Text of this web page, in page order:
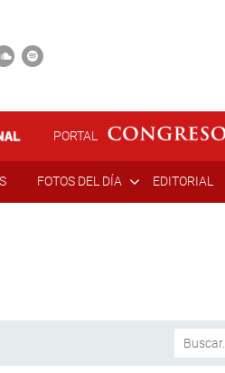
PORTAL
FOTOS DEL DÍA EDITORIAL